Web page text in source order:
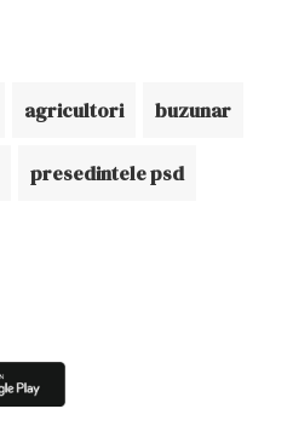
agricultori buzunar
presedintele psd